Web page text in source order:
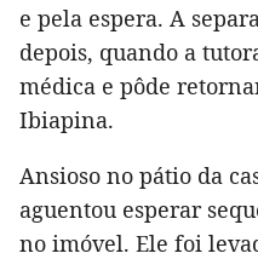
e pela espera. A
depois, quando a
médica e pôde
Ibiapina.
Ansioso no pátio da
aguentou esperar
no imóvel. Ele foi